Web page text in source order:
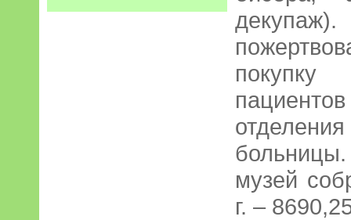
больницы.
музей
г. –